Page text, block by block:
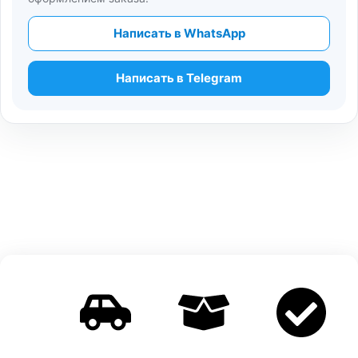
Написать в WhatsApp
Написать в Telegram